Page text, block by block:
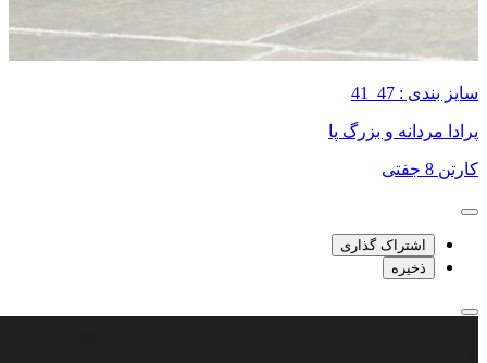
سایز بندی : 47_41
پرادا مردانه و بزرگ پا
کارتن 8 جفتی
اشتراک گذاری
ذخیره